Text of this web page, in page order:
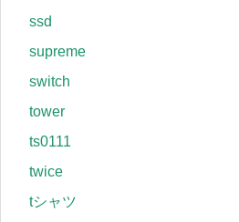
ssd
supreme
switch
tower
ts0111
twice
tシャツ